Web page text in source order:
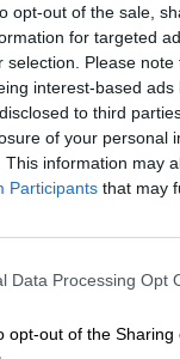
opt-out of the sale,
for targeted
selection. Please
interest-based
to third
of your personal
This information may
Participants that may
Data Processing Opt
opt-out of the Sharing
ΠΛΑΤΕΙΑ ΟΣΕ
ΑΓΙΑΣ/
ΥΓΕΙΑΣ